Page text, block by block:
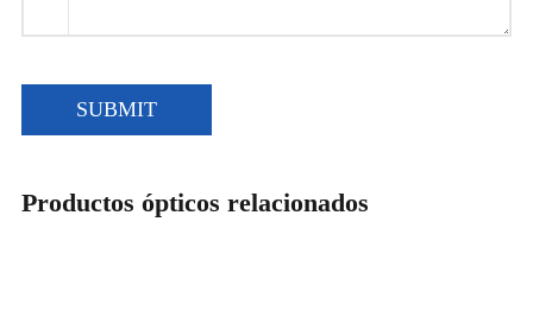
SUBMIT
Productos ópticos relacionados